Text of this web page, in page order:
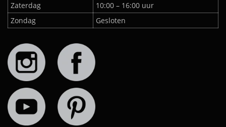
Zaterdag
10:00 – 16:00 uur
Zondag
Gesloten